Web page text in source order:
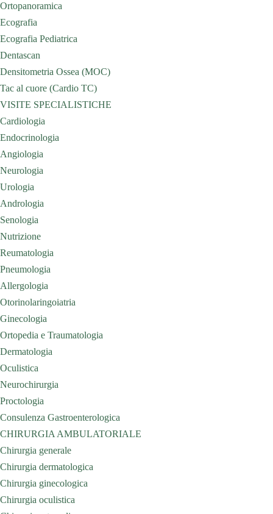
Ortopanoramica
Ecografia
Ecografia Pediatrica
Dentascan
Densitometria Ossea (MOC)
Tac al cuore (Cardio TC)
VISITE SPECIALISTICHE
Cardiologia
Endocrinologia
Angiologia
Neurologia
Urologia
Andrologia
Senologia
Nutrizione
Reumatologia
Pneumologia
Allergologia
Otorinolaringoiatria
Ginecologia
Ortopedia e Traumatologia
Dermatologia
Oculistica
Neurochirurgia
Proctologia
Consulenza Gastroenterologica
CHIRURGIA AMBULATORIALE
Chirurgia generale
Chirurgia dermatologica
Chirurgia ginecologica
Chirurgia oculistica